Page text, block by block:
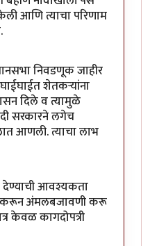
आणि त्याचा परिणाम
निवडणूक जाहीर
शेतकऱ्यांना
दिले व त्यामुळे
सरकारने लगेच
आणली. त्याचा लाभ
देण्याची आवश्यकता
करून अंमलबजावणी करू
केवळ कागदोपत्री